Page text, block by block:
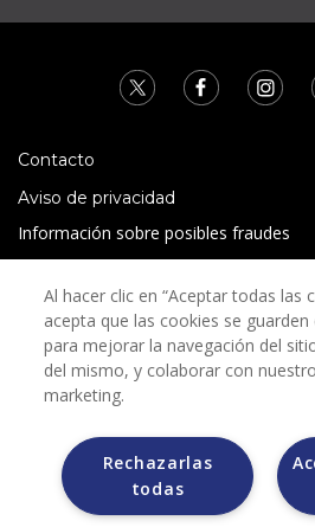
Contacto
Aviso de privacidad
Información sobre posibles fraudes
Términos y condiciones
Grupo Bimbo no solicita ningún
proceso de
Al hacer clic en “Aceptar todas las
acepta que las cookies se
para mejorar la navegación del
del mismo, y colaborar con
marketing.
Rechazarlas
todas